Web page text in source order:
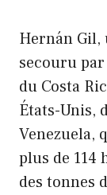
Hernán Gil,
secouru
du Costa
États-Unis,
Venezuela,
plus de
des tonnes